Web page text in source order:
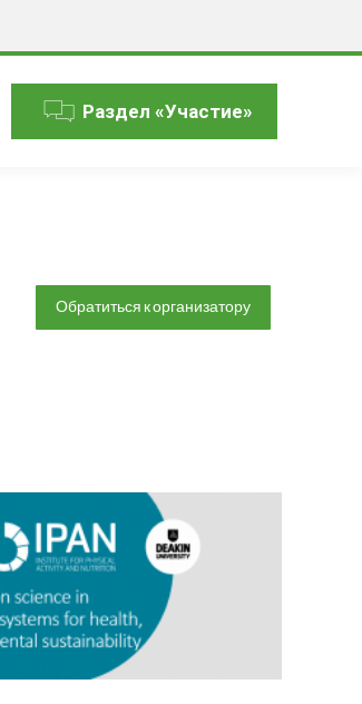
Раздел «Участие»
Обратиться к организатору